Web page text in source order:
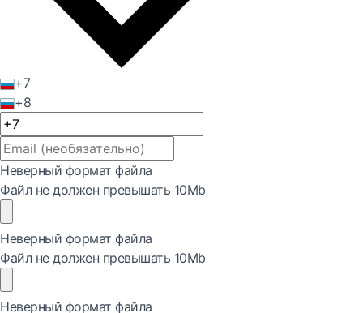
+7
+8
Неверный формат файла
Файл не должен превышать 10Mb
Неверный формат файла
Файл не должен превышать 10Mb
Неверный формат файла